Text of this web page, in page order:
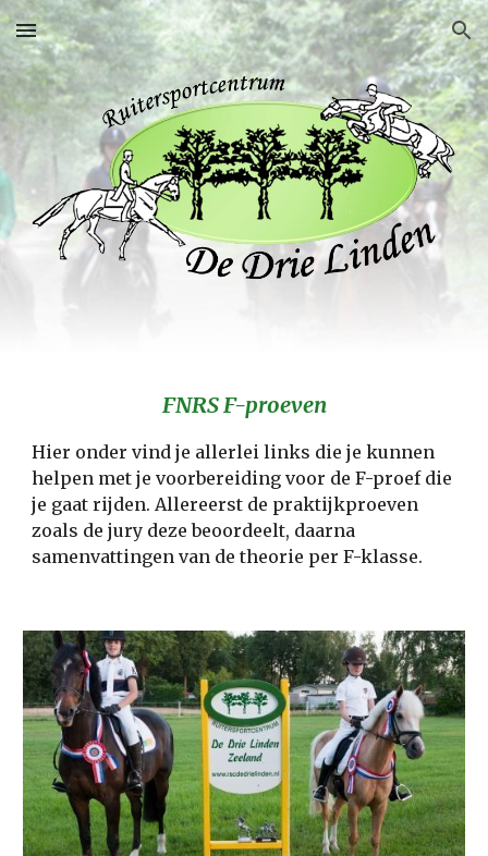
Skip to main content Skip to navigation
FNRS F-proeven
Hier onder vind je allerlei links die je kunnen
helpen met je voorbereiding voor de F-proef die
je gaat rijden. Allereerst de praktijkproeven
zoals de jury deze beoordeelt, daarna
samenvattingen van de theorie per F-klasse.